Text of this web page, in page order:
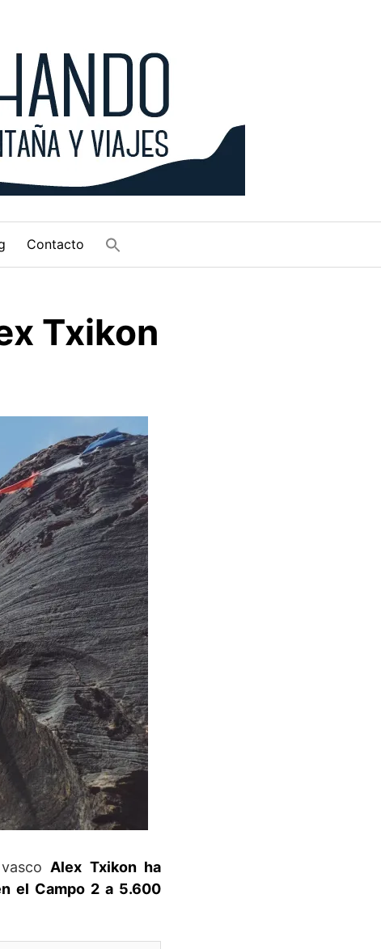
Contacto
Txikon
Alex Txikon ha
el Campo 2 a 5.600